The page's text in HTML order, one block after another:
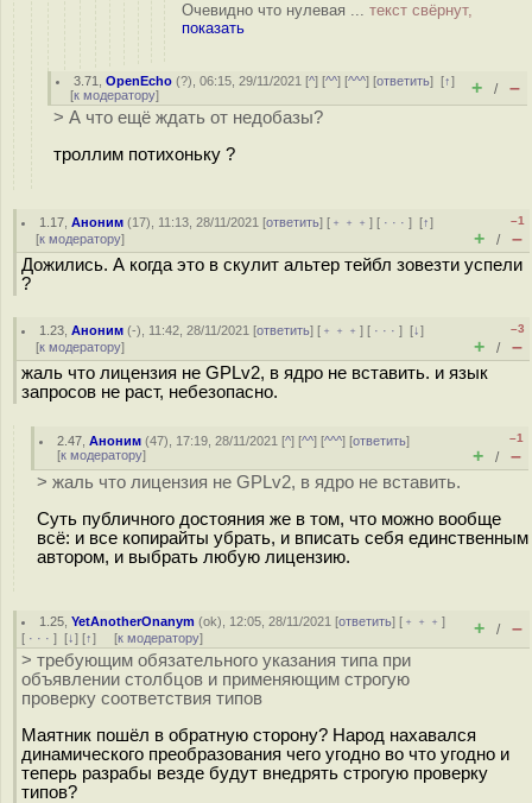
Очевидно что нулевая ... текст свёрнут,
показать
3.71 ,OpenEcho (?), 06:15, 29/11/2021 [^] [^^] [^^^] [ответить][↑]
[к модератору] + / –
> А что ещё ждать от недобазы?
троллим потихоньку ?
1.17 ,Аноним (17), 11:13, 28/11/2021 [ответить] [ ﹢﹢﹢] [ · · ·][↑]
[к модератору]
–1
+ / –
Дожились. А когда это в скулит альтер тейбл зовезти успели
?
1.23 ,Аноним (-), 11:42, 28/11/2021 [ответить] [ ﹢﹢﹢] [ · · ·][↓]
[к модератору]
–3
+ / –
жаль что лицензия не GPLv2, в ядро не вставить. и язык
запросов не раст, небезопасно.
2.47 ,Аноним (47), 17:19, 28/11/2021 [^] [^^] [^^^] [ответить]
[к модератору]
–1
+ / –
> жаль что лицензия не GPLv2, в ядро не вставить.
Суть публичного достояния же в том, что можно вообще
всё: и все копирайты убрать, и вписать себя единственным
автором, и выбрать любую лицензию.
1.25 ,YetAnotherOnanym (ok), 12:05, 28/11/2021 [ответить] [ ﹢﹢﹢]
[ · · · ] [↓] [↑] [к модератору] + / –
> требующим обязательного указания типа при
объявлении столбцов и применяющим строгую
проверку соответствия типов
Маятник пошёл в обратную сторону? Народ нахавался
динамического преобразования чего угодно во что угодно и
теперь разрабы везде будут внедрять строгую проверку
типов?